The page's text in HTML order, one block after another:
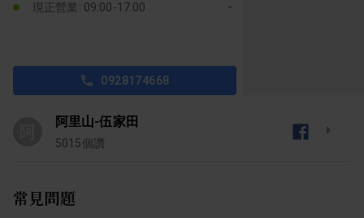
現正營業: 09:00-17:00
0928174668
阿里山-伍家田
5015個讚
常見問題